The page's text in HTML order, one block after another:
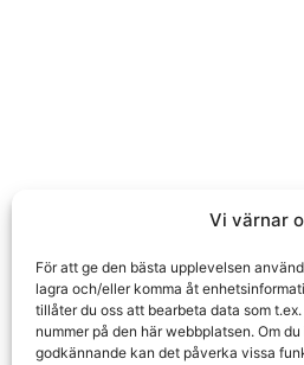
Vi värnar
Föratt ge den bästa upplevelsen anvä
lagra och/ellerkomma åt enhets
tillåterdu oss att bearbeta data som t.ex.
nummerpå den härwebbplatsen. Om du
godkännande kan det påverka vissa
Cirkulera Mera är